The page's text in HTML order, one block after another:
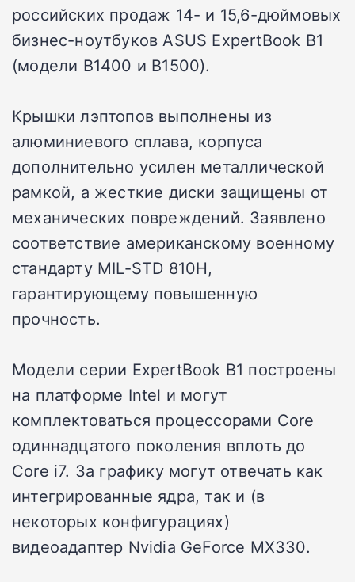
российских продаж 14- и 15,6-дюймовых
бизнес-ноутбуков ASUS ExpertBook B1
(модели B1400 и B1500).
Крышки лэптопов выполнены из
алюминиевого сплава, корпуса
дополнительно усилен металлической
рамкой, а жесткие диски защищены от
механических повреждений. Заявлено
соответствие американскому военному
стандарту MIL-STD 810H,
гарантирующему повышенную
прочность.
Модели серии ExpertBook B1 построены
на платформе Intel и могут
комплектоваться процессорами Core
одиннадцатого поколения вплоть до
Core i7. За графику могут отвечать как
интегрированные ядра, так и (в
некоторых конфигурациях)
видеоадаптер Nvidia GeForce MX330.